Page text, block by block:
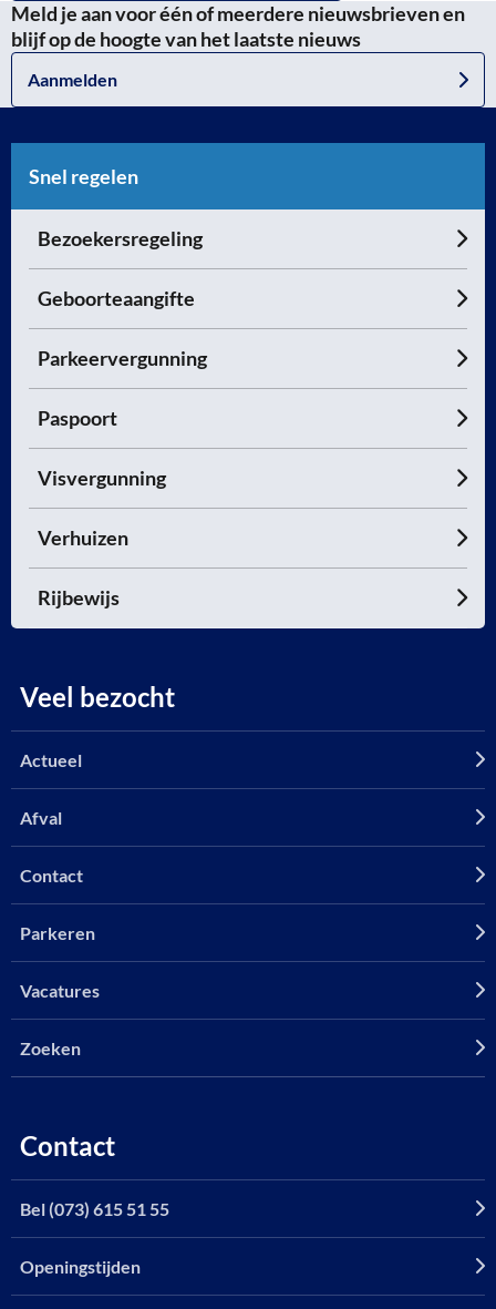
Meld je aan voor één of meerdere nieuwsbrieven en
blijf op de hoogte van het laatste nieuws
Aanmelden
Snel regelen
Bezoekersregeling
Geboorteaangifte
Parkeervergunning
Paspoort
Visvergunning
Verhuizen
Rijbewijs
Veel bezocht
Actueel
Afval
Contact
Parkeren
Vacatures
Zoeken
Contact
Bel (073) 615 51 55
Openingstijden